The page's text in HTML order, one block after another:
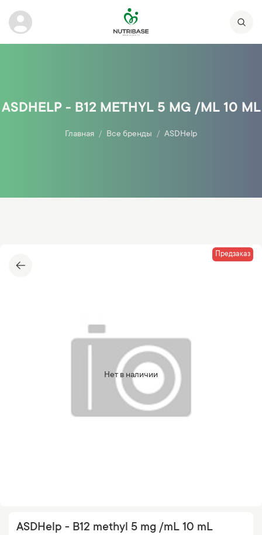
ASDHELP - B12 METHYL 5 MG /ML 10 ML
Главная Все бренды ASDHelp
Нет в наличии
Предзаказ
ASDHelp - B12 methyl 5 mg /mL 10 mL